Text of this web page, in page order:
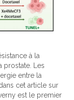
à la
prostate. Les
entre la
cet article sur
est le premier